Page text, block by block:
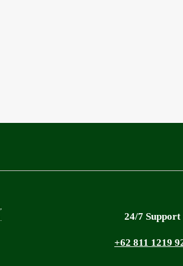
24/7 Support
+62 811 1219